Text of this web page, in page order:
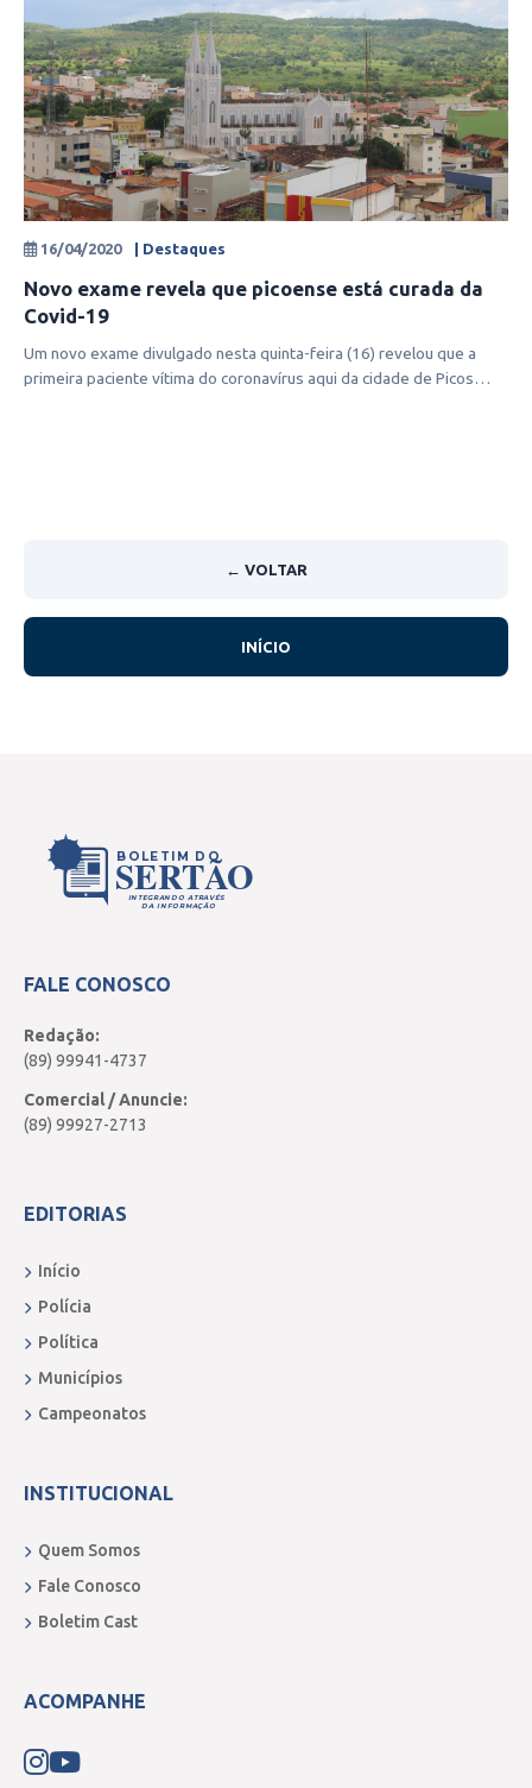
16/04/2020 | Destaques
Novo exame revela que picoense está curada da
Covid-19
Um novo exame divulgado nesta quinta-feira (16) revelou que a
primeira paciente vítima do coronavírus aqui da cidade de Picos
← VOLTAR
INÍCIO
BOLETIM DO
SERTÃO
INTEGRANDO ATRAVÉS
DA INFORMAÇÃO
FALE CONOSCO
Redação:
(89) 99941-4737
Comercial / Anuncie:
(89) 99927-2713
EDITORIAS
Início
Polícia
Política
Municípios
Campeonatos
INSTITUCIONAL
Quem Somos
Fale Conosco
Boletim Cast
ACOMPANHE